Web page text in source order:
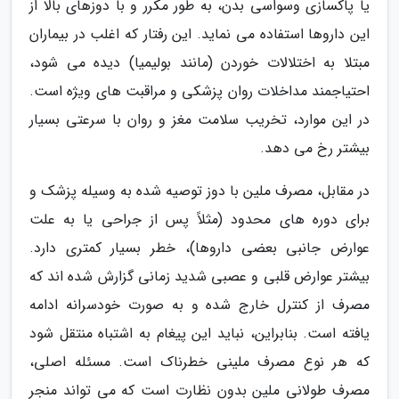
یا پاکسازی وسواسی بدن، به طور مکرر و با دوزهای بالا از
این داروها استفاده می نماید. این رفتار که اغلب در بیماران
مبتلا به اختلالات خوردن (مانند بولیمیا) دیده می شود،
احتیاجمند مداخلات روان پزشکی و مراقبت های ویژه است.
در این موارد، تخریب سلامت مغز و روان با سرعتی بسیار
بیشتر رخ می دهد.
در مقابل، مصرف ملین با دوز توصیه شده به وسیله پزشک و
برای دوره های محدود (مثلاً پس از جراحی یا به علت
عوارض جانبی بعضی داروها)، خطر بسیار کمتری دارد.
بیشتر عوارض قلبی و عصبی شدید زمانی گزارش شده اند که
مصرف از کنترل خارج شده و به صورت خودسرانه ادامه
یافته است. بنابراین، نباید این پیغام به اشتباه منتقل شود
که هر نوع مصرف ملینی خطرناک است. مسئله اصلی،
مصرف طولانی ملین بدون نظارت است که می تواند منجر